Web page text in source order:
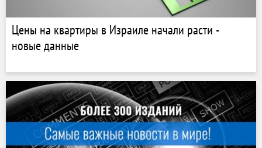
Цены на квартиры в Израиле начали расти -
новые данные